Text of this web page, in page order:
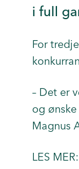
i full
For
– Det er
og
Magnus
LES MER: